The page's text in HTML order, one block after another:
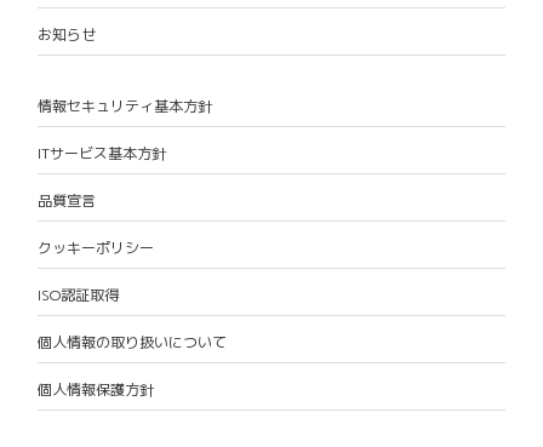
お知らせ
情報セキュリティ基本方針
ITサービス基本方針
品質宣言
クッキーポリシー
ISO認証取得
個人情報の取り扱いについて
個人情報保護方針